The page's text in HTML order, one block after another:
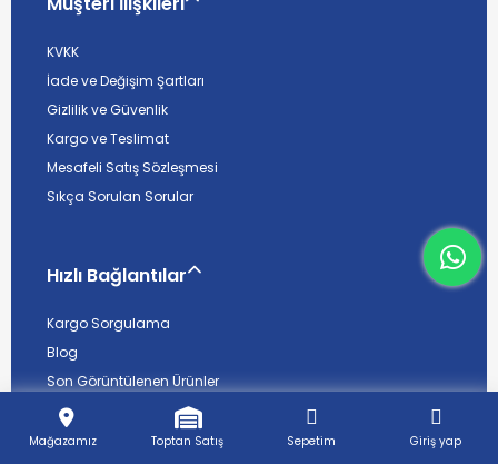
Mağazamız Toptan Satış Sepetim Giriş yap
KVKK
İade ve Değişim Şartları
Gizlilik ve Güvenlik
Kargo ve Teslimat
Mesafeli Satış Sözleşmesi
Sıkça Sorulan Sorular
Hızlı Bağlantılar
Kargo Sorgulama
Blog
Son Görüntülenen Ürünler